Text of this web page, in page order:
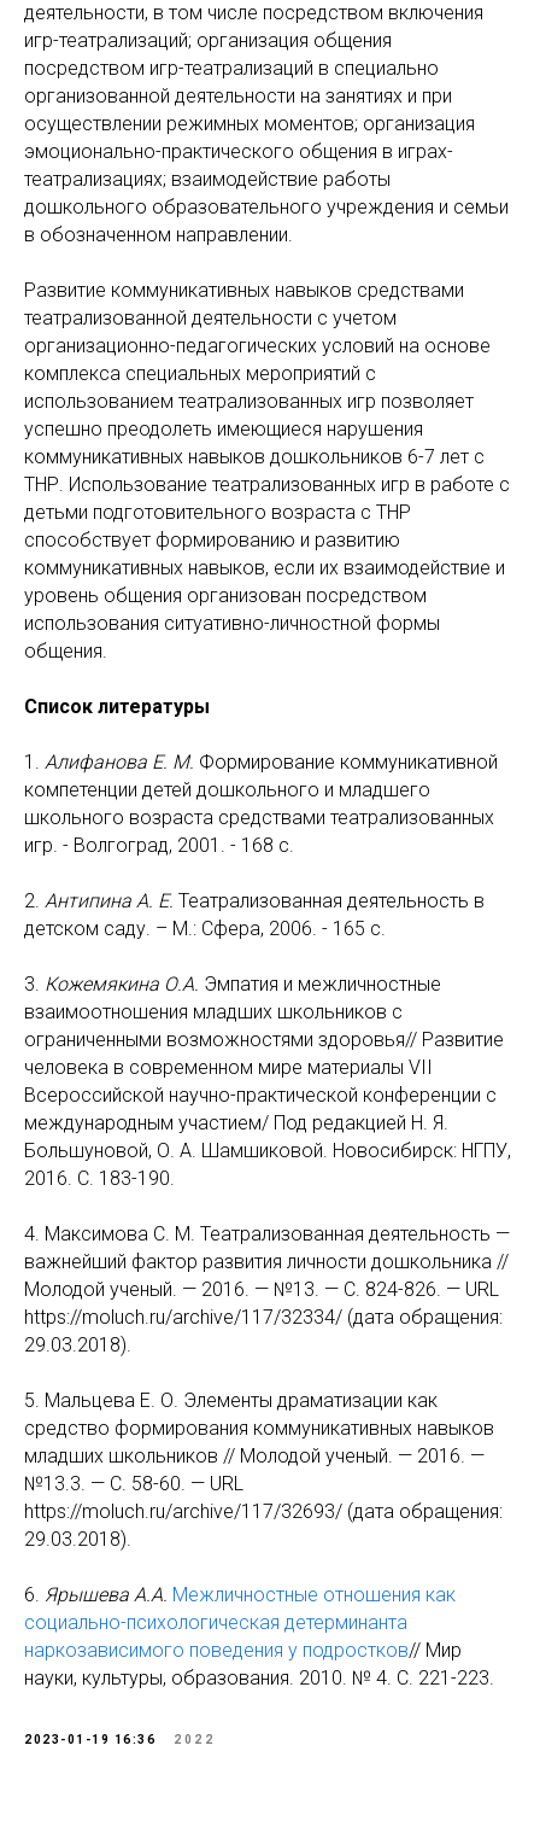
деятельности, в том числе посредством включения
игр-театрализаций; организация общения
посредством игр-театрализаций в специально
организованной деятельности на занятиях и при
осуществлении режимных моментов; организация
эмоционально-практического общения в играх-
театрализациях; взаимодействие работы
дошкольного образовательного учреждения и семьи
в обозначенном направлении.
Развитие коммуникативных навыков средствами
театрализованной деятельности с учетом
организационно-педагогических условий на основе
комплекса специальных мероприятий с
использованием театрализованных игр позволяет
успешно преодолеть имеющиеся нарушения
коммуникативных навыков дошкольников 6-7 лет с
ТНР. Использование театрализованных игр в работе с
детьми подготовительного возраста с ТНР
способствует формированию и развитию
коммуникативных навыков, если их взаимодействие и
уровень общения организован посредством
использования ситуативно-личностной формы
общения.
Список литературы
1. Алифанова Е. М. Формирование коммуникативной
компетенции детей дошкольного и младшего
школьного возраста средствами театрализованных
игр. - Волгоград, 2001. - 168 с.
2. Антипина А. Е. Театрализованная деятельность в
детском саду. – М.: Сфера, 2006. - 165 с.
3. Кожемякина О.А. Эмпатия и межличностные
взаимоотношения младших школьников с
ограниченными возможностями здоровья// Развитие
человека в современном мире материалы VII
Всероссийской научно-практической конференции с
международным участием/ Под редакцией Н. Я.
Большуновой, О. А. Шамшиковой. Новосибирск: НГПУ,
2016. С. 183-190.
4. Максимова С. М. Театрализованная деятельность —
важнейший фактор развития личности дошкольника //
Молодой ученый. — 2016. — №13. — С. 824-826. — URL
https://moluch.ru/archive/117/32334/ (дата обращения:
29.03.2018).
5. Мальцева Е. О. Элементы драматизации как
средство формирования коммуникативных навыков
младших школьников // Молодой ученый. — 2016. —
№13.3. — С. 58-60. — URL
https://moluch.ru/archive/117/32693/ (дата обращения:
29.03.2018).
6. Ярышева А.А. Межличностные отношения как
социально-психологическая детерминанта
наркозависимого поведения у подростков// Мир
науки, культуры, образования. 2010. № 4. С. 221-223.
2023-01-19 16:36 2022